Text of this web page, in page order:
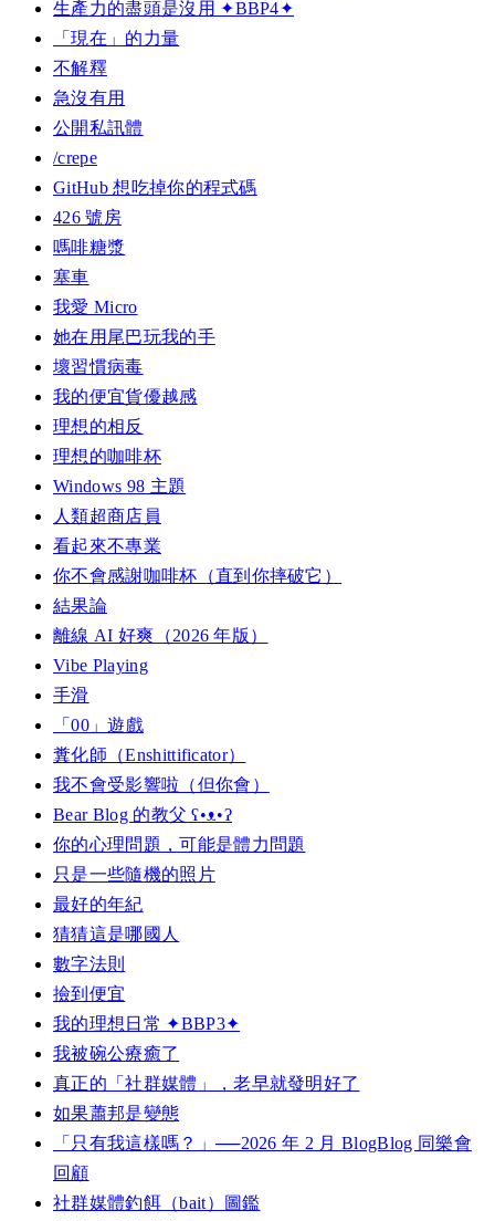
生產力的盡頭是沒用 ✦BBP4✦
「現在」的力量
不解釋
急沒有用
公開私訊體
/crepe
GitHub 想吃掉你的程式碼
426 號房
嗎啡糖漿
塞車
我愛 Micro
她在用尾巴玩我的手
壞習慣病毒
我的便宜貨優越感
理想的相反
理想的咖啡杯
Windows 98 主題
人類超商店員
看起來不專業
你不會感謝咖啡杯（直到你摔破它）
結果論
離線 AI 好爽（2026 年版）
Vibe Playing
手滑
「00」遊戲
糞化師（Enshittificator）
我不會受影響啦（但你會）
Bear Blog 的教父 ʕ•ᴥ•ʔ
你的心理問題，可能是體力問題
只是一些隨機的照片
最好的年紀
猜猜這是哪國人
數字法則
撿到便宜
我的理想日常 ✦BBP3✦
我被碗公療癒了
真正的「社群媒體」，老早就發明好了
如果蕭邦是變態
「只有我這樣嗎？」──2026 年 2 月 BlogBlog 同樂會
回顧
社群媒體釣餌（bait）圖鑑